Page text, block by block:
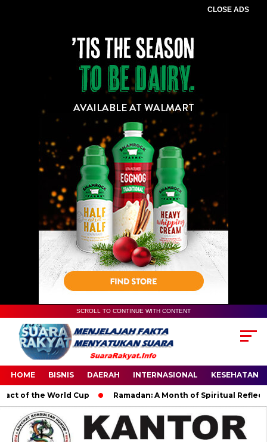
CLOSE ADS
SCROLL TO CONTINUE WITH CONTENT
HOME BISNIS DAERAH INTERNASIONAL KESEHATAN
the World Cup Ramadan: A Month of Spiritual Reflection,